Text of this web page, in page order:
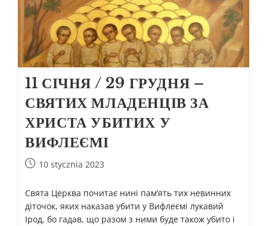
11 СІЧНЯ / 29 ГРУДНЯ –
СВЯТИХ МЛАДЕНЦІВ ЗА
ХРИСТА УБИТИХ У
ВИФЛЕЄМІ
10 stycznia 2023
Свята Церква почитає нині пам’ять тих невинних
діточок, яких наказав убити у Вифлеємі лукавий
Ірод, бо гадав, що разом з ними буде також убито і